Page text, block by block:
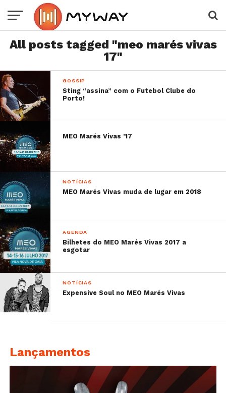
All posts tagged "meo marés vivas
17"
GOSSIP
Sting “assina” com o Futebol Clube do
Porto!
MEO Marés Vivas ’17
NOTÍCIAS
MEO Marés Vivas muda de lugar em 2018
AGENDA
Bilhetes do MEO Marés Vivas 2017 a
esgotar
NOTÍCIAS
Expensive Soul no MEO Marés Vivas
Lançamentos